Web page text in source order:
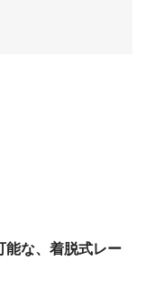
能な、着脱式レー